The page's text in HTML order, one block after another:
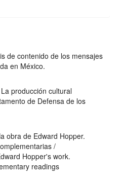
de contenido de los mensajes
en México.
producción cultural
de Defensa de los
obra de Edward Hopper.
/
Hopper's work.
readings